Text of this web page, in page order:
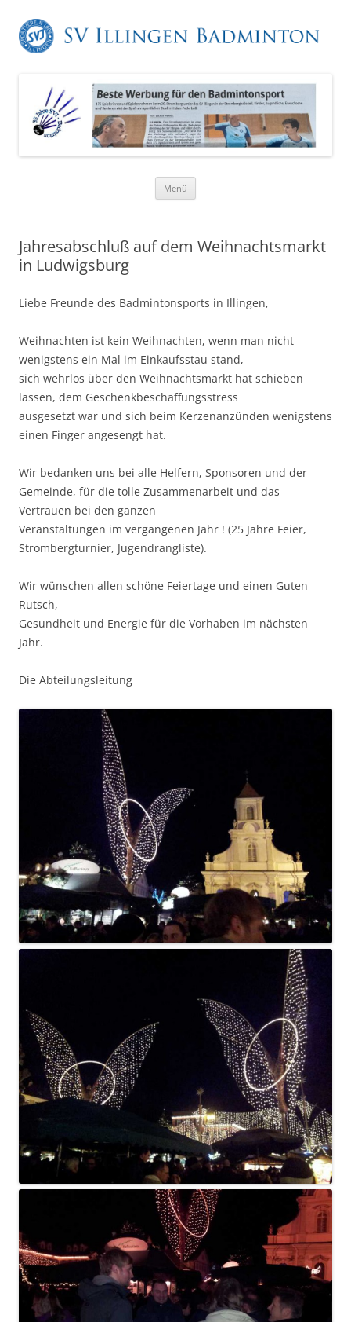
Menü
Jahresabschluß auf dem Weihnachtsmarkt
in Ludwigsburg
Liebe Freunde des Badmintonsports in Illingen,
Weihnachten ist kein Weihnachten, wenn man nicht
wenigstens ein Mal im Einkaufsstau stand,
sich wehrlos über den Weihnachtsmarkt hat schieben
lassen, dem Geschenkbeschaffungsstress
ausgesetzt war und sich beim Kerzenanzünden wenigstens
einen Finger angesengt hat.
Wir bedanken uns bei alle Helfern, Sponsoren und der
Gemeinde, für die tolle Zusammenarbeit und das
Vertrauen bei den ganzen
Veranstaltungen im vergangenen Jahr ! (25 Jahre Feier,
Strombergturnier, Jugendrangliste).
Wir wünschen allen schöne Feiertage und einen Guten
Rutsch,
Gesundheit und Energie für die Vorhaben im nächsten
Jahr.
Die Abteilungsleitung